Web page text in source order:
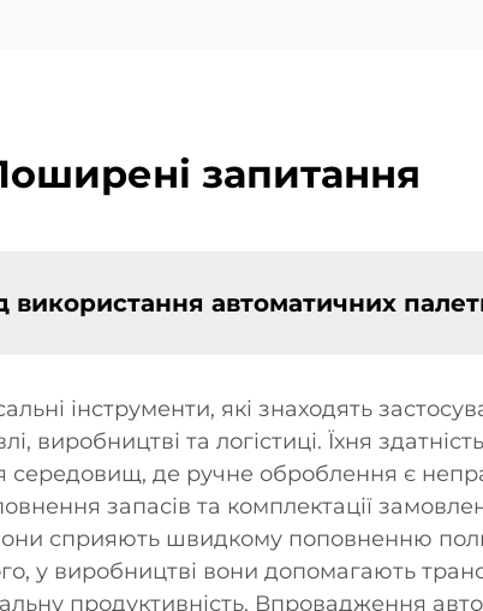
запитання
використання автоматичних
інструменти, які знаходять
виробництві та логістиці. Їхня
середовищ, де ручне оброблення є
запасів та комплектації
вони сприяють швидкому поповненню
у виробництві вони допомагають
продуктивність. Впровадження